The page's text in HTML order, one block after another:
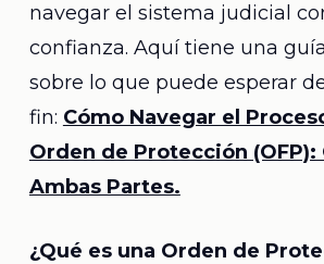
navegar el sistema judicial
confianza. Aquí tiene una
sobre lo que puede esperar
fin: Cómo Navegar el
Orden de Protección (OFP):
Ambas Partes.
¿Qué es una Orden de